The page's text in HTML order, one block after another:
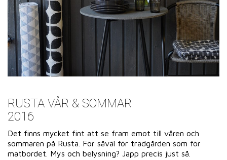
RUSTA VÅR & SOMMAR
2016
Det finns mycket fint att se fram emot till våren och
sommaren på Rusta. För såväl för trädgården som för
matbordet. Mys och belysning? Japp precis just så.